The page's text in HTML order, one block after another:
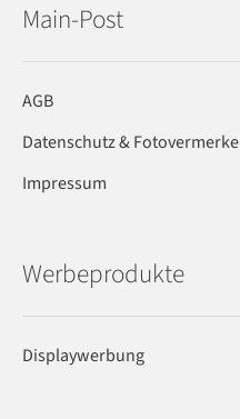
Main-Post
AGB
Datenschutz & Fotovermerke
Impressum
Werbeprodukte
Displaywerbung